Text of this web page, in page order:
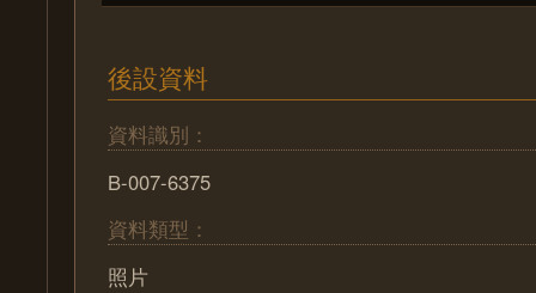
後設資料
資料識別：
B-007-6375
資料類型：
照片